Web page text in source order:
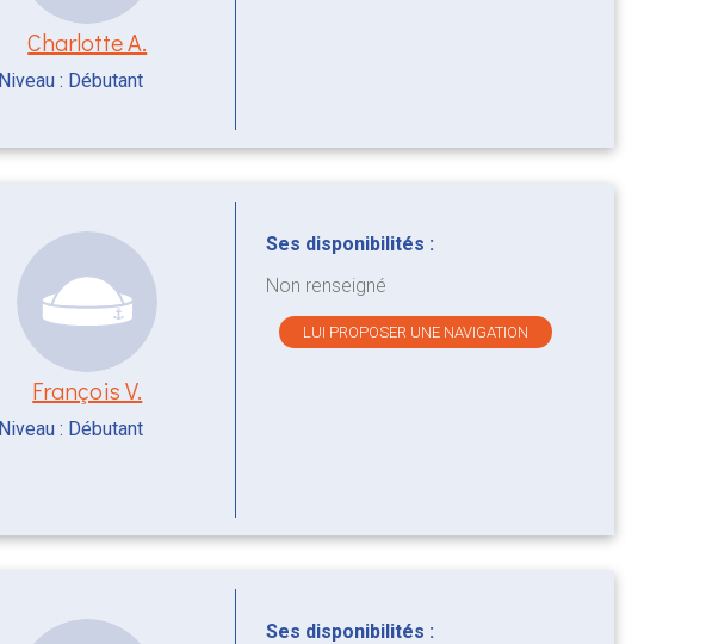
Charlotte A.
Niveau : Débutant
François V.
Niveau : Débutant
Ses disponibilités :
Non renseigné
LUI PROPOSER UNE NAVIGATION
Ses disponibilités :